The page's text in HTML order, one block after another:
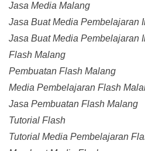
Jasa Media Malang
Jasa Buat Media Pembelajaran
Jasa Buat Media Pembelajaran
Flash Malang
Pembuatan Flash Malang
Media Pembelajaran Flash
Jasa Pembuatan Flash Malang
Tutorial Flash
Tutorial Media Pembelajaran